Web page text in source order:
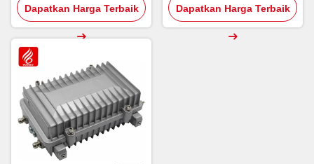
Dapatkan Harga Terbaik
Dapatkan Harga Terbaik